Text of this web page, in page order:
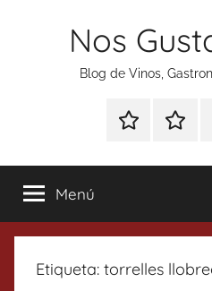
Nos
Blog de Vinos,
Especial
Tonics
Menú
Etiqueta: torrelles